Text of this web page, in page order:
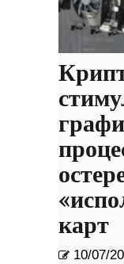
карт
10/07/